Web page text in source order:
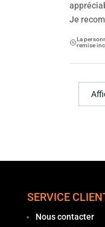
Je
La
remise
SERVICE
Nous contacter